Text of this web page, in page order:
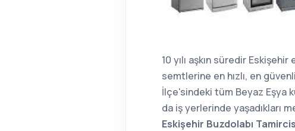
10 yılı aşkın süredir
semtlerine en hızlı, en
İlçe'sindeki tüm Beyaz Eşya
da iş yerlerinde yaşadıkları
Eskişehir Buzdolabı